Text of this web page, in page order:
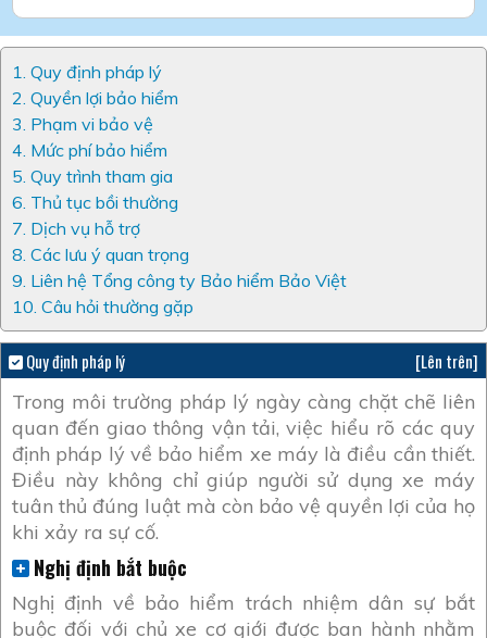
1. Quy định pháp lý
2. Quyền lợi bảo hiểm
3. Phạm vi bảo vệ
4. Mức phí bảo hiểm
5. Quy trình tham gia
6. Thủ tục bồi thường
7. Dịch vụ hỗ trợ
8. Các lưu ý quan trọng
9. Liên hệ Tổng công ty Bảo hiểm Bảo Việt
10. Câu hỏi thường gặp
Quy định pháp lý [Lên trên]
Trong môi trường pháp lý ngày càng chặt chẽ liên
quan đến giao thông vận tải, việc hiểu rõ các quy
định pháp lý về bảo hiểm xe máy là điều cần thiết.
Điều này không chỉ giúp người sử dụng xe máy
tuân thủ đúng luật mà còn bảo vệ quyền lợi của họ
khi xảy ra sự cố.
Nghị định bắt buộc
Nghị định về bảo hiểm trách nhiệm dân sự bắt
buộc đối với chủ xe cơ giới được ban hành nhằm